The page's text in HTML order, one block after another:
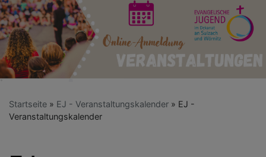
Startseite EJ - Veranstaltungskalender
EJ -
Veranstaltungskalender